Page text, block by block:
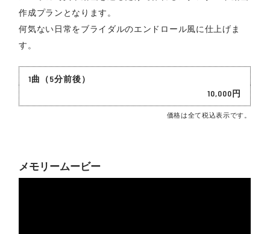
作成プランとなります。
何気ない日常をブライダルのエンドロール風に仕上げま
す。
1曲（5分前後）
10,000円
価格は全て税込表示です。
メモリームービー